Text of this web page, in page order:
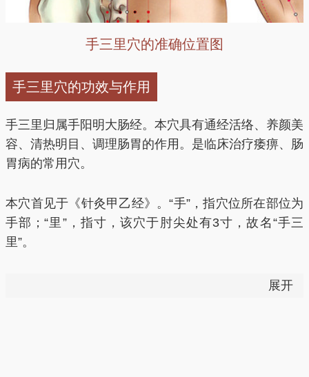
手三里穴的准确位置图
手三里穴的功效与作用
手三里归属手阳明大肠经。本穴具有通经活络、养颜美
容、清热明目、调理肠胃的作用。是临床治疗痿痹、肠
胃病的常用穴。
本穴首见于《针灸甲乙经》。“手”，指穴位所在部位为
手部；“里”，指寸，该穴于肘尖处有3寸，故名“手三
里”。
本穴善舒筋迎
展开